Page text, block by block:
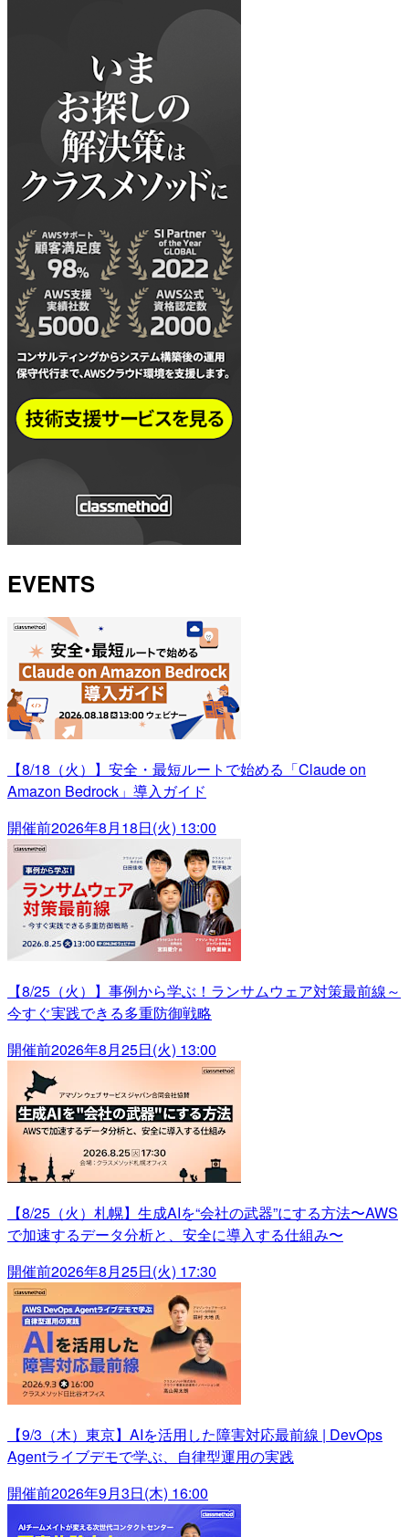
EVENTS
【8/18（火）】安全・最短ルートで始める「Claude on
Amazon Bedrock」導入ガイド
開催前2026年8月18日(火) 13:00
【8/25（火）】事例から学ぶ！ランサムウェア対策最前線～
今すぐ実践できる多重防御戦略
開催前2026年8月25日(火) 13:00
【8/25（火）札幌】生成AIを“会社の武器”にする方法〜AWS
で加速するデータ分析と、安全に導入する仕組み〜
開催前2026年8月25日(火) 17:30
【9/3（木）東京】AIを活用した障害対応最前線 | DevOps
Agentライブデモで学ぶ、自律型運用の実践
開催前2026年9月3日(木) 16:00